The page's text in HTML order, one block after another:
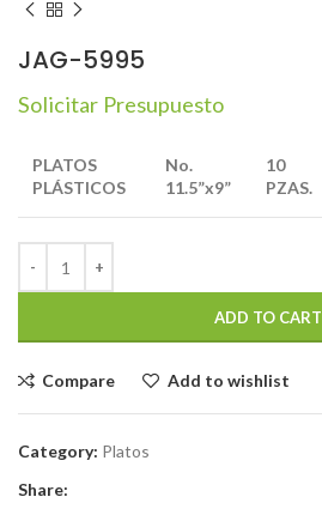
JAG-5995
Solicitar Presupuesto
PLATOS
PLÁSTICOS
No.
11.5”x9”
10
PZAS.
ADD TO CART
Compare Add to wishlist
Category: Platos
Share: